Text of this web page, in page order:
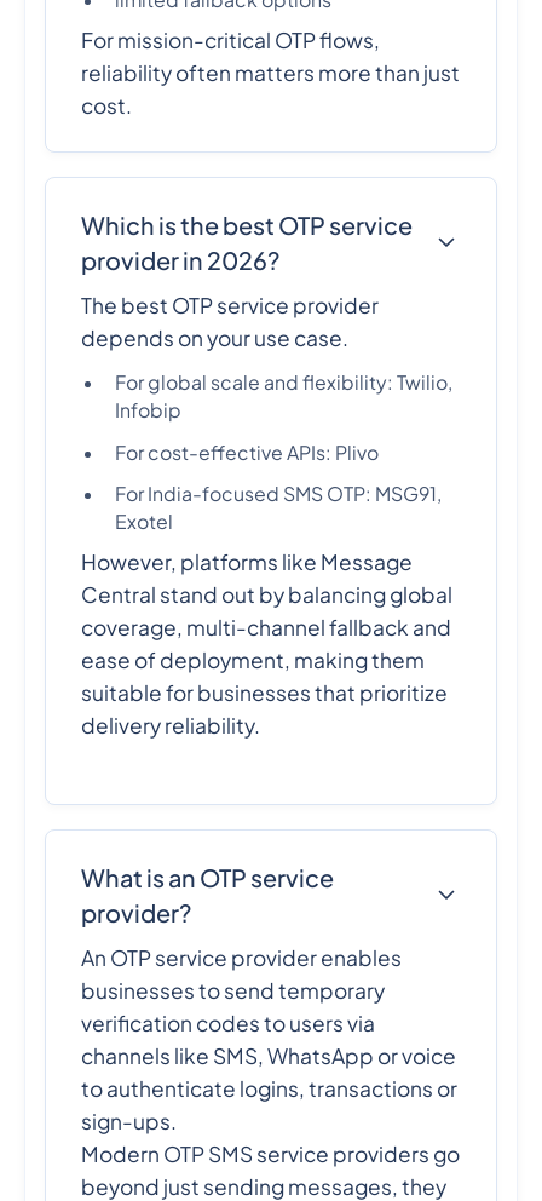
For mission-critical OTP flows,
reliability often matters more than just
cost.
Which is the best OTP service
provider in 2026?
The best OTP service provider
depends on your use case.
For global scale and flexibility: Twilio,
Infobip
For cost-effective APIs: Plivo
For India-focused SMS OTP: MSG91,
Exotel
However, platforms like Message
Central stand out by balancing global
coverage, multi-channel fallback and
ease of deployment, making them
suitable for businesses that prioritize
delivery reliability.
What is an OTP service
provider?
An OTP service provider enables
businesses to send temporary
verification codes to users via
channels like SMS, WhatsApp or voice
to authenticate logins, transactions or
sign-ups.
Modern OTP SMS service providers go
beyond just sending messages, they